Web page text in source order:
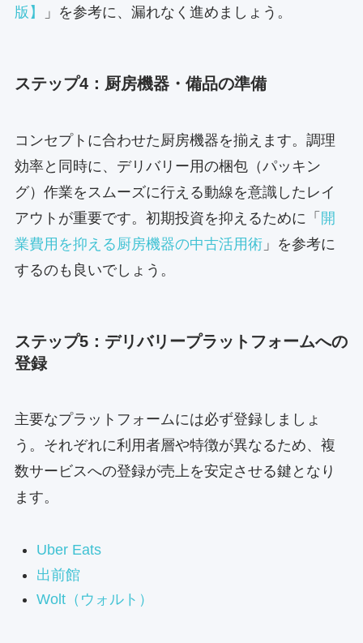
版】 」を参考に、漏れなく進めましょう。
ステップ4：厨房機器・備品の準備
コンセプトに合わせた厨房機器を揃えます。調理
効率と同時に、デリバリー用の梱包（パッキン
グ）作業をスムーズに行える動線を意識したレイ
アウトが重要です。初期投資を抑えるために「 開
業費用を抑える厨房機器の中古活用術」を参考に
するのも良いでしょう。
ステップ5：デリバリープラットフォームへの
登録
主要なプラットフォームには必ず登録しましょ
う。それぞれに利用者層や特徴が異なるため、複
数サービスへの登録が売上を安定させる鍵となり
ます。
Uber Eats
出前館
Wolt（ウォルト）